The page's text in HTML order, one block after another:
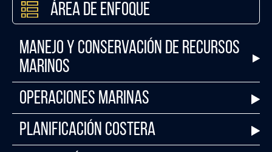
Área de Enfoque
Manejo y Conservación de Recursos
Marinos
Operaciones Marinas
Planificación Costera